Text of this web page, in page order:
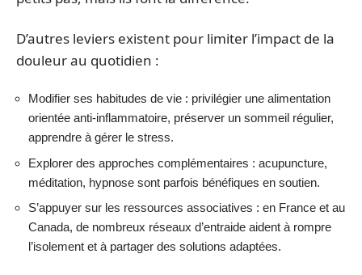
D’autres leviers existent pour limiter l’impact de la
douleur au quotidien :
Modifier ses habitudes de vie : privilégier une alimentation
orientée anti-inflammatoire, préserver un sommeil régulier,
apprendre à gérer le stress.
Explorer des approches complémentaires : acupuncture,
méditation, hypnose sont parfois bénéfiques en soutien.
S’appuyer sur les ressources associatives : en France et au
Canada, de nombreux réseaux d’entraide aident à rompre
l’isolement et à partager des solutions adaptées.